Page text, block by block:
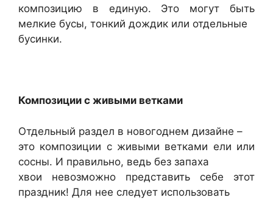
композицию в единую. Это могут быть
мелкие бусы, тонкий дождик или отдельные
бусинки.
Композиции с живыми ветками
Отдельный раздел в новогоднем дизайне –
это композиции с живыми ветками ели или
сосны. И правильно, ведь без запаха
хвои невозможно представить себе этот
праздник! Для нее следует использовать